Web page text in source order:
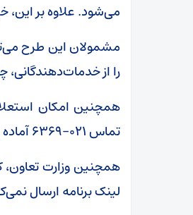
می‌شود. علاوه بر این،
مشمولان این طرح
را از خدمات‌دهندگانی،
تماس ۰۲۱-۶۳۶۹ آماده پاسخگویی به سؤالات و درخواست‌های مشمولان طرح است.
همچنین وزارت تعاون،
لینک برنامه ارسال